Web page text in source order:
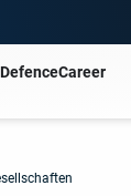
DefenceCareer